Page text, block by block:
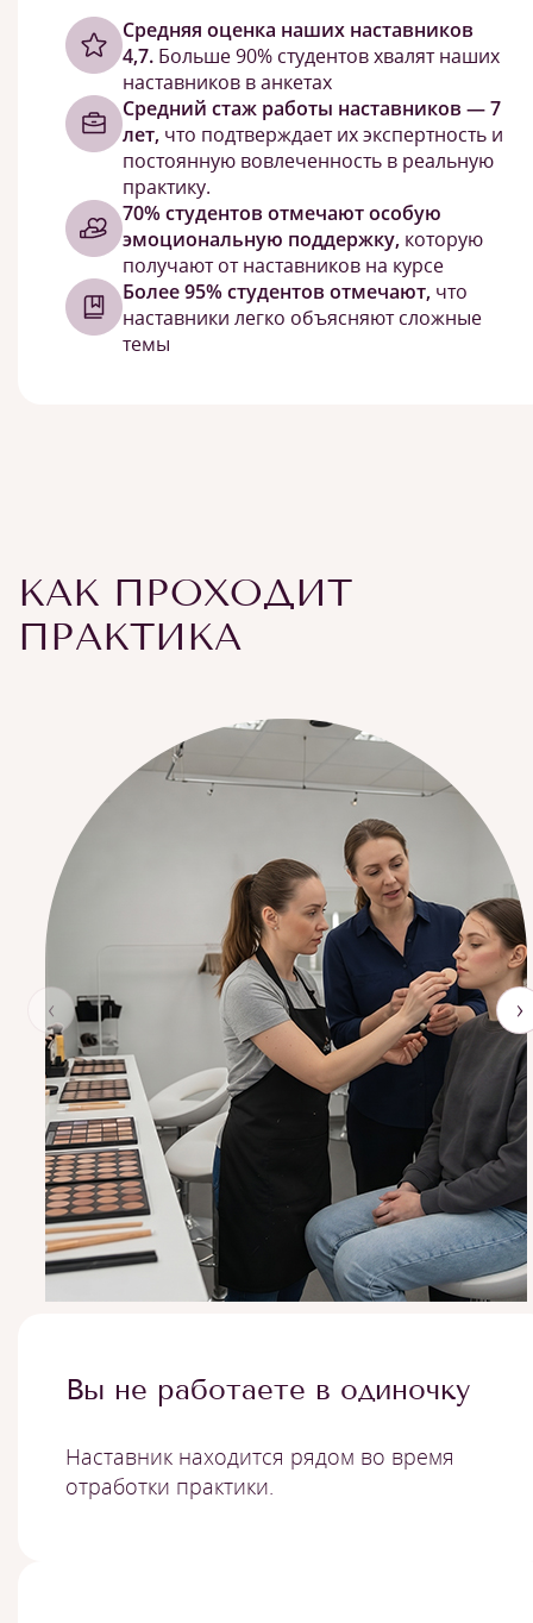
Cредняя оценка наших наставников
4,7. Больше 90% студентов хвалят наших
наставников в анкетах
Средний стаж работы наставников — 7
лет, что подтверждает их экспертность и
постоянную вовлеченность в реальную
практику.
70% студентов отмечают особую
эмоциональную поддержку, которую
получают от наставников на курсе
Более 95% студентов отмечают, что
наставники легко объясняют сложные
темы
КАК ПРОХОДИТ
ПРАКТИКА
‹ ›
Вы не работаете в одиночку
Наставник находится рядом во время
отработки практики.